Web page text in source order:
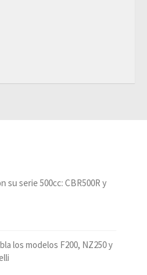
su serie 500cc: CBR500R y
los modelos F200, NZ250 y